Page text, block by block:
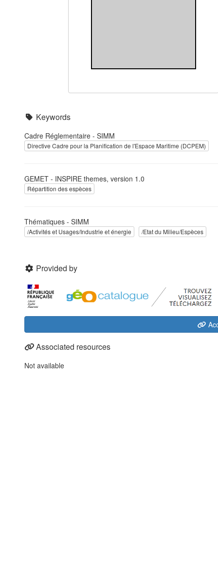
Keywords
Cadre Réglementaire - SIMM
Directive Cadre pour la Planification de l'Espace Maritime (DCPEM)
GEMET - INSPIRE themes, version 1.0
Répartition des espèces
Thématiques - SIMM
/Activités et Usages/Industrie et énergie /Etat du Milieu/Espèces
Provided by
Associated resources
Not available